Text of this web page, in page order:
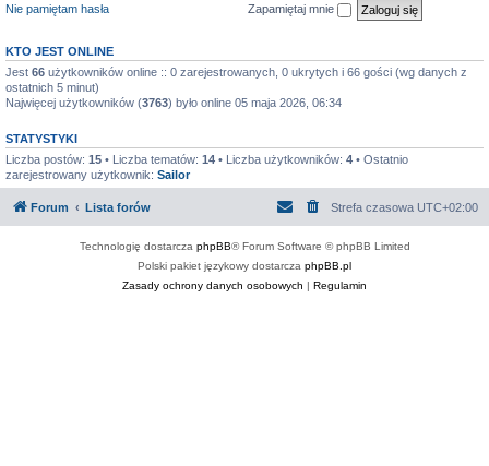
Nie pamiętam hasła
Zapamiętaj mnie
KTO JEST ONLINE
Jest 66 użytkowników online :: 0 zarejestrowanych, 0 ukrytych i 66 gości (wg danych z
ostatnich 5 minut)
Najwięcej użytkowników (3763) było online 05 maja 2026, 06:34
STATYSTYKI
Liczba postów: 15 • Liczba tematów: 14 • Liczba użytkowników: 4 • Ostatnio
zarejestrowany użytkownik: Sailor
Forum Lista forów Strefa czasowa UTC+02:00
Technologię dostarcza phpBB® Forum Software © phpBB Limited
Polski pakiet językowy dostarcza phpBB.pl
Zasady ochrony danych osobowych | Regulamin